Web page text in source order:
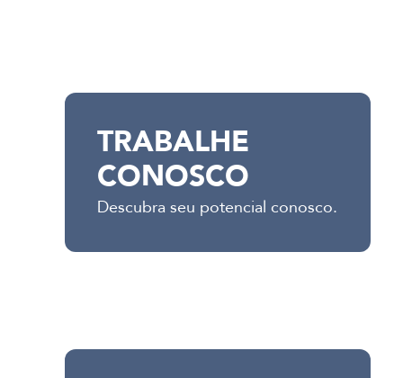
TRABALHE
CONOSCO
Descubra seu potencial conosco.